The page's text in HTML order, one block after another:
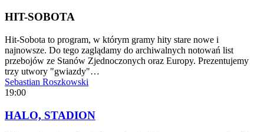
HIT-SOBOTA
Hit-Sobota to program, w którym gramy hity stare nowe i
najnowsze. Do tego zaglądamy do archiwalnych notowań list
przebojów ze Stanów Zjednoczonych oraz Europy. Prezentujemy
trzy utwory "gwiazdy"…
Sebastian Roszkowski
19:00
HALO, STADION